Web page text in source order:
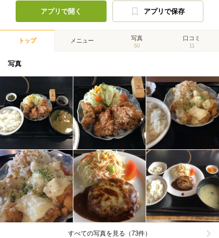
アプリで開く アプリで保存
トップ メニュー 写真
50
口コミ
11
写真
すべての写真を見る（73件）